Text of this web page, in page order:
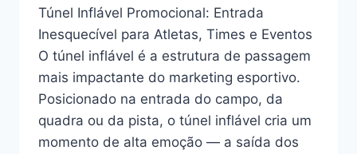
Túnel Inflável Promocional: Entrada
Inesquecível para Atletas, Times e Eventos
O túnel inflável é a estrutura de passagem
mais impactante do marketing esportivo.
Posicionado na entrada do campo, da
quadra ou da pista, o túnel inflável cria um
momento de alta emoção — a saída dos